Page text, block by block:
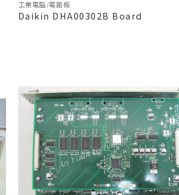
工業電腦/電路板
Daikin DHA00302B Board